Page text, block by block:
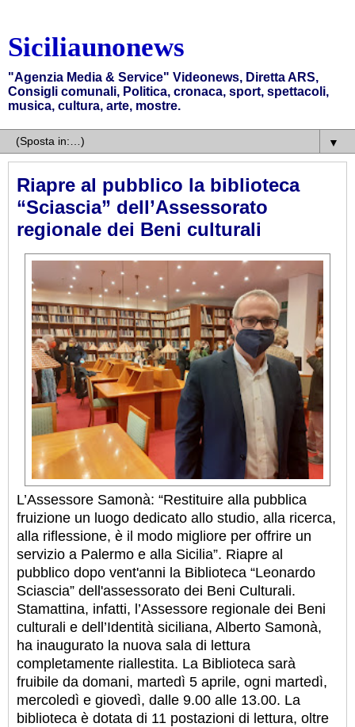
Siciliaunonews
"Agenzia Media & Service" Videonews, Diretta ARS,
Consigli comunali, Politica, cronaca, sport, spettacoli,
musica, cultura, arte, mostre.
▼
Riapre al pubblico la biblioteca
“Sciascia” dell’Assessorato
regionale dei Beni culturali
L’Assessore Samonà: “Restituire alla pubblica
fruizione un luogo dedicato allo studio, alla ricerca,
alla riflessione, è il modo migliore per offrire un
servizio a Palermo e alla Sicilia”. Riapre al
pubblico dopo vent'anni la Biblioteca “Leonardo
Sciascia” dell'assessorato dei Beni Culturali.
Stamattina, infatti, l’Assessore regionale dei Beni
culturali e dell’Identità siciliana, Alberto Samonà,
ha inaugurato la nuova sala di lettura
completamente riallestita. La Biblioteca sarà
fruibile da domani, martedì 5 aprile, ogni martedì,
mercoledì e giovedì, dalle 9.00 alle 13.00. La
biblioteca è dotata di 11 postazioni di lettura, oltre